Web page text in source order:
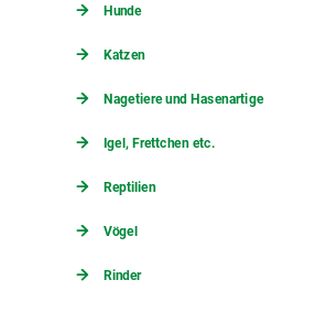
Hunde
Katzen
Nagetiere und Hasenartige
Igel, Frettchen etc.
Reptilien
Vögel
Rinder